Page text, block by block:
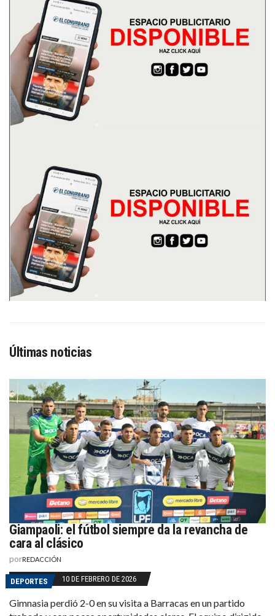
Últimas noticias
Giampaoli: el fútbol siempre da la revancha de
cara al clásico
porREDACCIÓN
DEPORTES 10 DE FEBRERO DE 2026
Gimnasia perdió 2-0 en su visita a Barracas en un partido